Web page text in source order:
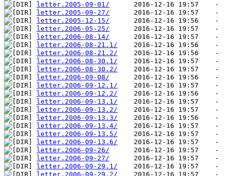
letter.2005-09-01/
letter.2005-09-27/
letter.2005-12-15/
letter.2006-05-25/
letter.2006-08-14/
letter.2006-08-21.1/
letter.2006-08-21.2/
letter.2006-08-30.1/
letter.2006-08-30.2/
letter.2006-09-08/
letter.2006-09-12.1/
letter.2006-09-12.2/
letter.2006-09-13.1/
letter.2006-09-13.2/
letter.2006-09-13.3/
letter.2006-09-13.4/
letter.2006-09-13.5/
letter.2006-09-13.6/
letter.2006-09-26/
letter.2006-09-27/
letter.2006-09-29.1/
letter.2006-09-29.2/